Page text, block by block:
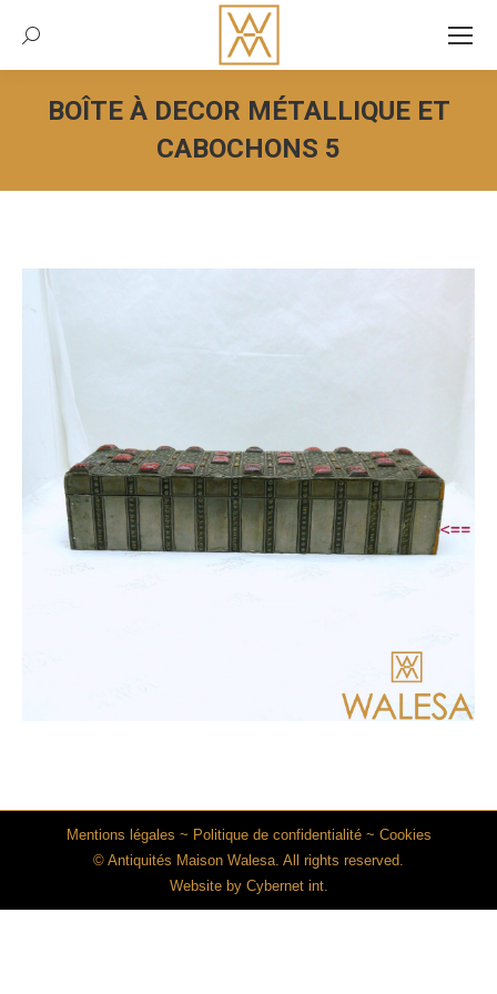
Recherche:
BOÎTE À DECOR MÉTALLIQUE ET
CABOCHONS 5
Vous êtes ici :
Mentions légales ~ Politique de confidentialité~ Cookies
© Antiquités Maison Walesa. All rights reserved.
Website by Cybernet int.